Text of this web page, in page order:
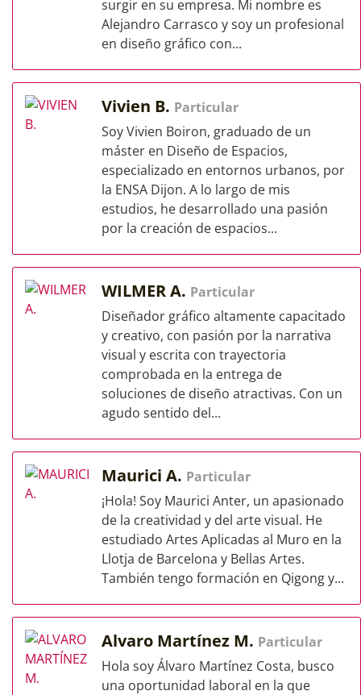
surgir en su empresa. Mi nombre es
Alejandro Carrasco y soy un profesional
en diseño gráfico con...
Vivien B. Particular
Soy Vivien Boiron, graduado de un
máster en Diseño de Espacios,
especializado en entornos urbanos, por
la ENSA Dijon. A lo largo de mis
estudios, he desarrollado una pasión
por la creación de espacios...
WILMER A. Particular
Diseñador gráfico altamente capacitado
y creativo, con pasión por la narrativa
visual y escrita con trayectoria
comprobada en la entrega de
soluciones de diseño atractivas. Con un
agudo sentido del...
Maurici A. Particular
¡Hola! Soy Maurici Anter, un apasionado
de la creatividad y del arte visual. He
estudiado Artes Aplicadas al Muro en la
Llotja de Barcelona y Bellas Artes.
También tengo formación en Qigong y...
Alvaro Martínez M. Particular
Hola soy Álvaro Martínez Costa, busco
una oportunidad laboral en la que